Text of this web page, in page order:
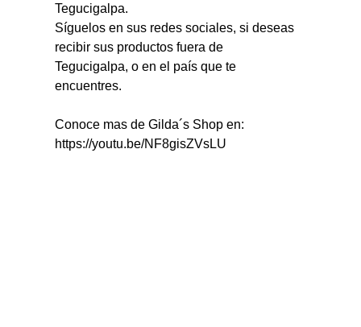
Tegucigalpa.
Síguelos en sus redes sociales, si deseas
recibir sus productos fuera de
Tegucigalpa, o en el país que te
encuentres.
Conoce mas de Gilda´s Shop en:
https://youtu.be/NF8gisZVsLU